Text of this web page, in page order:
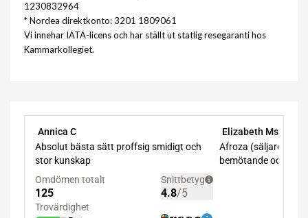
1230832964
* Nordea direktkonto: 3201 1809061
Vi innehar IATA-licens och har ställt ut statlig resegaranti hos
Kammarkollegiet.